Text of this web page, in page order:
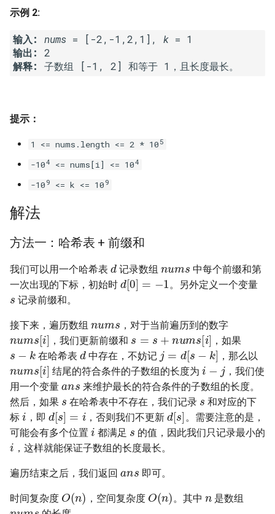
14.1. 剪绳子
15. 二进制中 1 的个数
16. 数值的整数次方
18. 删除链表的节点
19. 正则表达式匹配
20. 表示数值的字符串
21. 调整数组顺序使奇数位于
22. 链表中倒数第 k 个节点
24. 反转链表
25. 合并两个排序的链表
26. 树的子结构
28. 对称的二叉树
11. 和 1 个数相同的子数组
13. 二维子矩阵的和
14. 字符串中的变位词
16. 不含重复字符的最长子字
符串
17. 含有所有字符的最短字符
串
18. 有效的回文
19. 最多删除一个字符得到回
文
20. 回文子字符串的个数
21. 删除链表的倒数第 n 个结
点
22. 链表中环的入口节点
23. 两个链表的第一个重合节
2.3. 删除中间节点
2.5. 链表求和
2.6. 回文链表
2.8. 环路检测
3.1. 三合一
3.2. 栈的最小值
3.3. 堆盘子
3.4. 化栈为队
3.5. 栈排序
3.6. 动物收容所
4.1. 节点间通路
4.2. 最小高度树
4.3. 特定深度节点链表
4.4. 检查平衡性
示例 2:
输入: nums = [-2,-1,2,1], k
输出: 2
解释: 子数组 [-1, 2] 和等于 1，且长度最长。
提示：
1 <= nums.length <= 2 * 10 5
-104 <= nums[i] <= 104
-10 9 <= k <= 10 9
解法
方法一：哈希表 + 前缀和
我们可以用一个哈希表 记录数组
中每个前缀和第
一次出现的下标，初始时
d[0]=−1
。另外定义一个变量
s
记录前缀和。
接下来，遍历数组 ，对于当前遍历到的数字
nums[i]
，我们更新前缀和
s= s+nums[i]
，如果
s−k
在哈希表
d
中存在，不妨记
j= d[s−k]
，那么以
nums[i]
结尾的符合条件的子数组的长度为
i −j
，我们使
用一个变量
ans
来维护最长的符合条件的子数组的长度。
然后，如果
s
在哈希表中不存在，我们记录
s
和对应的下
标
i
，即
d[ s]=i
，否则我们不更新
d[s]
。需要注意的是，
可能会有多个位置
i
都满足
s
的值，因此我们只记录最小的
i
，这样就能保证子数组的长度最长。
遍历结束之后，我们返回 即可。
时间复杂度
O ( n)
，空间复杂度
O ( n)
。其中 是数组
nums